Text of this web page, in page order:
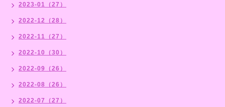
2023-01（27）
2022-12（28）
2022-11（27）
2022-10（30）
2022-09（26）
2022-08（26）
2022-07（27）